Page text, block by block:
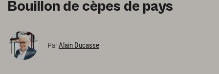
Bouillon de cèpes de pays
ParAlain Ducasse